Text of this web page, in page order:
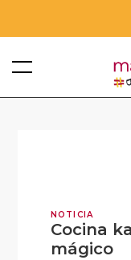
NOTICIA
Cocina
mágico